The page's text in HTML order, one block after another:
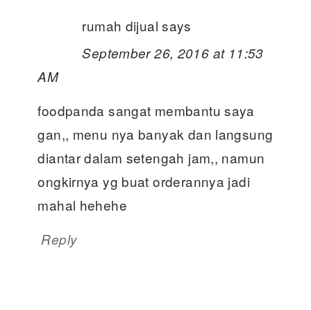
rumah dijual says
September 26, 2016 at 11:53
AM
foodpanda sangat membantu saya
gan,, menu nya banyak dan langsung
diantar dalam setengah jam,, namun
ongkirnya yg buat orderannya jadi
mahal hehehe
Reply